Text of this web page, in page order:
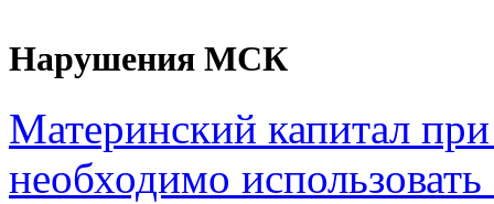
Нарушения МСК
Материнский капитал
необходимо использовать